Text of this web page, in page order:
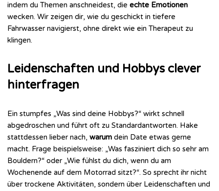
indem du Themen anschneidest, die echte Emotionen
wecken. Wir zeigen dir, wie du geschickt in tiefere
Fahrwasser navigierst, ohne direkt wie ein Therapeut zu
klingen.
Leidenschaften und Hobbys clever
hinterfragen
Ein stumpfes „Was sind deine Hobbys?“ wirkt schnell
abgedroschen und führt oft zu Standardantworten. Hake
stattdessen lieber nach, warum dein Date etwas gerne
macht. Frage beispielsweise: „Was fasziniert dich so sehr am
Bouldern?“ oder „Wie fühlst du dich, wenn du am
Wochenende auf dem Motorrad sitzt?“. So sprecht ihr nicht
über trockene Aktivitäten, sondern über Leidenschaften und